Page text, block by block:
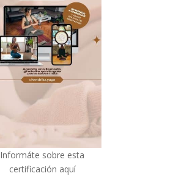
Informáte sobre esta
certificación aquí